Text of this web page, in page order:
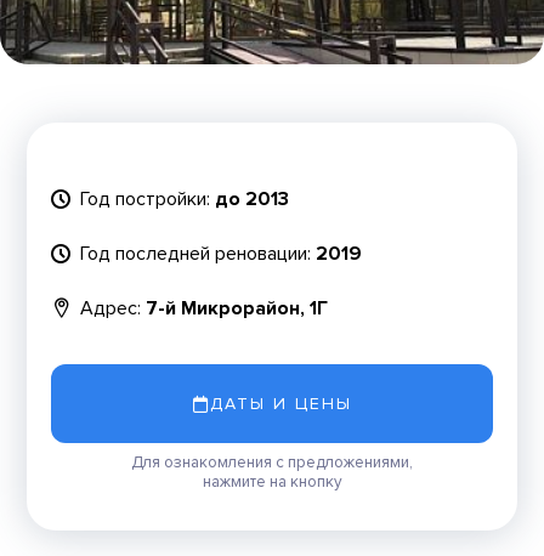
Год постройки: до 2013
Год последней реновации: 2019
Адрес: 7-й Микрорайон, 1Г
ДАТЫ И ЦЕНЫ
Для ознакомления с предложениями,
нажмите на кнопку